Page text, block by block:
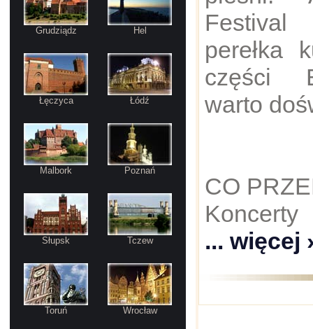
Grudziądz Hel
Łęczyca Łódź
Malbork Poznań
Słupsk Tczew
Toruń Wrocław
Festival
perełka
części
warto
CO
... więcej